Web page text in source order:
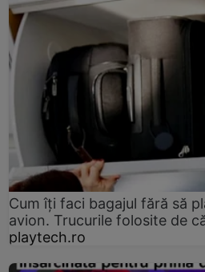
Cum îți faci bagajul fără să
avion. Trucurile folosite de
playtech.ro